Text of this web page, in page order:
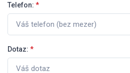
Telefon: *
Dotaz: *